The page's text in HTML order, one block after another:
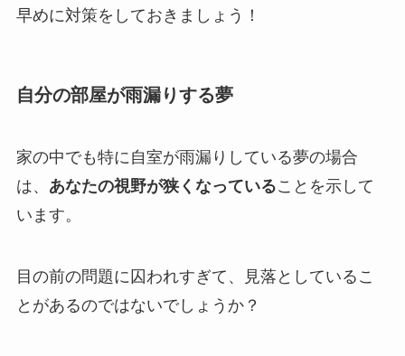
早めに対策をしておきましょう！
自分の部屋が雨漏りする夢
家の中でも特に自室が雨漏りしている夢の場合
は、 あなたの視野が狭くなっていることを示して
います。
目の前の問題に囚われすぎて、見落としているこ
とがあるのではないでしょうか？